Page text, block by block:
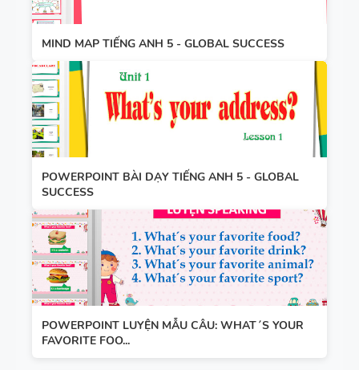
MIND MAP TIẾNG ANH 5 - GLOBAL SUCCESS
POWERPOINT BÀI DẠY TIẾNG ANH 5 - GLOBAL
SUCCESS
POWERPOINT LUYỆN MẪU CÂU: WHAT´S YOUR
FAVORITE FOO...